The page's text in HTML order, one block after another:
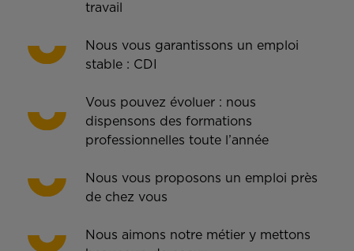
travail
Nous vous garantissons un emploi
stable : CDI
Vous pouvez évoluer : nous
dispensons des formations
professionnelles toute l’année
Nous vous proposons un emploi près
de chez vous
Nous aimons notre métier y mettons